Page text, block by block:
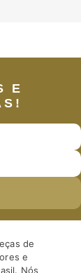
E
de
e
Nós